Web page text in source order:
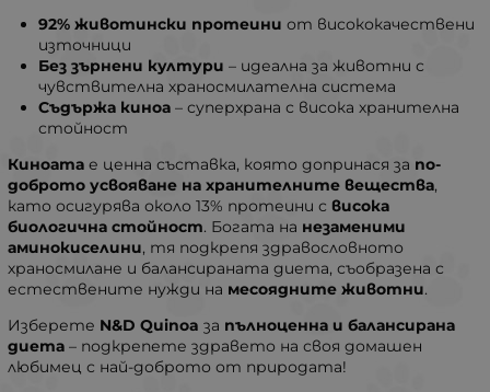
92% животински протеини от висококачествени
източници
Без зърнени култури – идеална за животни с
чувствителна храносмилателна система
Съдържа киноа – суперхрана с висока хранителна
стойност
Киноата е ценна съставка, която допринася за по-
доброто усвояване на хранителните вещества,
като осигурява около 13% протеини с висока
биологична стойност. Богата на незаменими
аминокиселини, тя подкрепя здравословното
храносмилане и балансираната диета, съобразена с
естествените нужди на месоядните животни.
Изберете N&D Quinoa за пълноценна и балансирана
диета – подкрепете здравето на своя домашен
любимец с най-доброто от природата!